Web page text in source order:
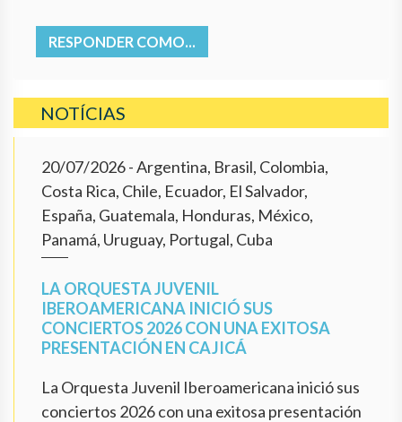
RESPONDER COMO...
NOTÍCIAS
20/07/2026- Argentina, Brasil, Colombia,
Costa Rica, Chile, Ecuador, El Salvador,
España, Guatemala, Honduras, México,
Panamá, Uruguay, Portugal, Cuba
LA ORQUESTA JUVENIL
IBEROAMERICANA INICIÓ SUS
CONCIERTOS 2026 CON UNA EXITOSA
PRESENTACIÓN EN CAJICÁ
La Orquesta Juvenil Iberoamericana inició sus
conciertos 2026 con una exitosa presentación